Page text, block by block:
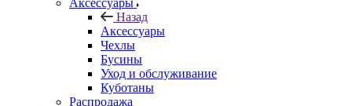
Аксессуары
Назад
Аксессуары
Чехлы
Бусины
Уход и обслуживание
Куботаны
Распродажа